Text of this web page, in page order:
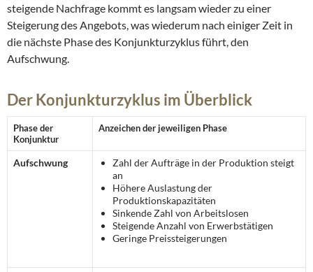
steigende Nachfrage kommt es langsam wieder zu einer
Steigerung des Angebots, was wiederum nach einiger Zeit in
die nächste Phase des Konjunkturzyklus führt, den
Aufschwung.
Der Konjunkturzyklus im Überblick
Phase der
Konjunktur
Anzeichen der jeweiligen Phase
Aufschwung
Zahl der Aufträge in der Produktion steigt
an
Höhere Auslastung der
Produktionskapazitäten
Sinkende Zahl von Arbeitslosen
Steigende Anzahl von Erwerbstätigen
Geringe Preissteigerungen